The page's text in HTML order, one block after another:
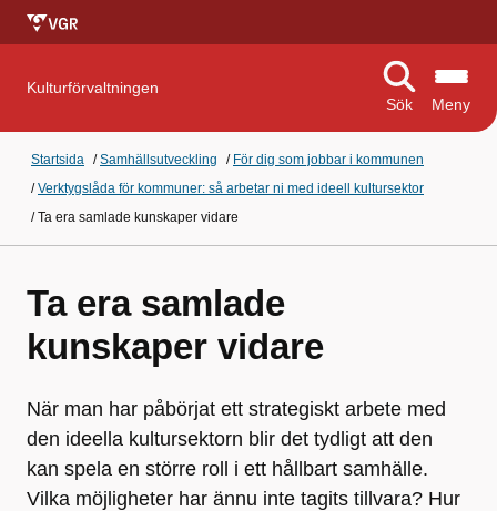
Kulturförvaltningen
Sök
Meny
Startsida /Samhällsutveckling / För dig som jobbar i kommunen
/Verktygslåda för kommuner: så arbetar ni med ideell kultursektor
/Ta era samlade kunskaper vidare
Ta era samlade
kunskaper vidare
När man har påbörjat ett strategiskt arbete med
den ideella kultursektorn blir det tydligt att den
kan spela en större roll i ett hållbart samhälle.
Vilka möjligheter har ännu inte tagits tillvara? Hur